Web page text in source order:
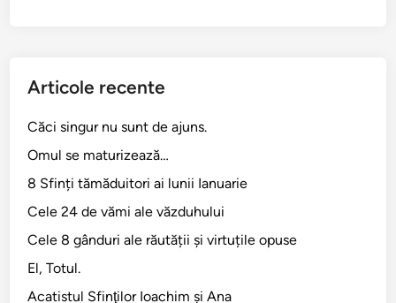
n
z
e
u
Articole recente
Căci singur nu sunt de ajuns.
Omul se maturizează…
8 Sfinți tămăduitori ai lunii Ianuarie
Cele 24 de vămi ale văzduhului
Cele 8 gânduri ale răutății și virtuțile opuse
El, Totul.
Acatistul Sfinţilor Ioachim şi Ana